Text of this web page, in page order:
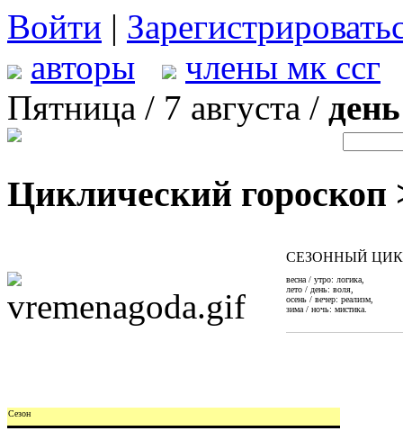
Войти |
авторы
члены мк ссг
Пятница / 7 августа /
Циклический гороскоп
СЕЗОННЫЙ
весна / утро: логика,
лето / день: воля,
осень / вечер: реализм,
зима / ночь: мистика.
Сезон